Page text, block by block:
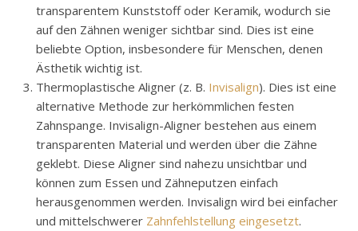
transparentem Kunststoff oder Keramik, wodurch sie
auf den Zähnen weniger sichtbar sind. Dies ist eine
beliebte Option, insbesondere für Menschen, denen
Ästhetik wichtig ist.
Thermoplastische Aligner (z. B. Invisalign). Dies ist eine
alternative Methode zur herkömmlichen festen
Zahnspange. Invisalign-Aligner bestehen aus einem
transparenten Material und werden über die Zähne
geklebt. Diese Aligner sind nahezu unsichtbar und
können zum Essen und Zähneputzen einfach
herausgenommen werden. Invisalign wird bei einfacher
und mittelschwerer Zahnfehlstellung eingesetzt.